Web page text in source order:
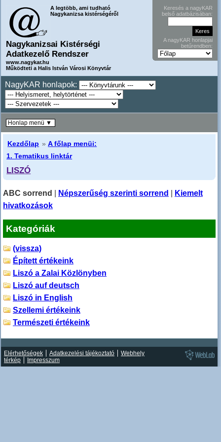
A legtöbb, ami tudható
Nagykanizsa kistérségéről
Nagykanizsai Kistérségi
Adatkezelő Rendszer
www.nagykar.hu
Működteti a Halis István Városi Könyvtár
Keresés a nagyKAR
belső adatbázisában:
A nagyKAR honlapjai
betűrendben:
NagyKAR honlapok:
Kezdőlap »A főlap menüi:
1. Tematikus linktár
LISZÓ
ABC sorrend Népszerűség szerinti sorrend
Kiemelt
hivatkozások
Kategóriák
(vissza)
Épített értékeink
Liszó a Zalai Közlönyben
Liszó auf deutsch
Liszó in English
Szellemi értékeink
Természeti értékeink
Honlap menü ▼
Elérhetőségek Adatkezelési tájékoztató
Webhely
térkép
Impresszum